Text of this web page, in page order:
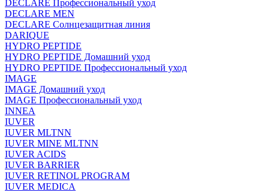
DECLARE Профессиональный уход
DECLARE MEN
DECLARE Солнцезащитная линия
DARIQUE
HYDRO PEPTIDE
HYDRO PEPTIDE Домашний уход
HYDRO PEPTIDE Профессиональный уход
IMAGE
IMAGE Домашний уход
IMAGE Профессиональный уход
INNEA
IUVER
IUVER MLTNN
IUVER MINE MLTNN
IUVER ACIDS
IUVER BARRIER
IUVER RETINOL PROGRAM
IUVER MEDICA